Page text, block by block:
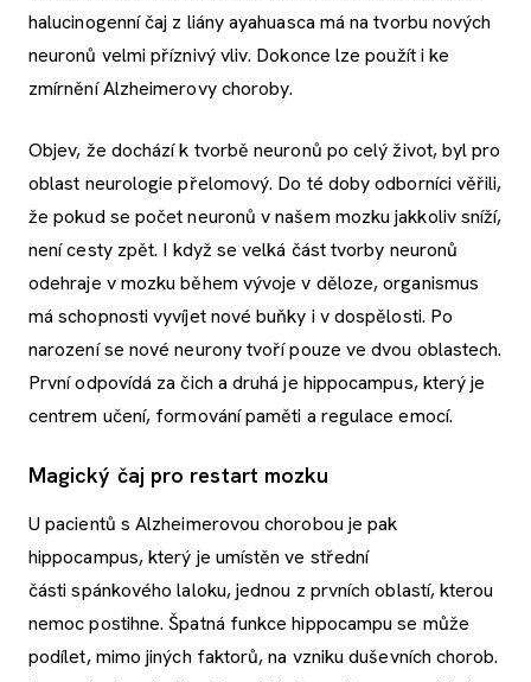
halucinogenní čaj z liány ayahuasca má na tvorbu nových
neuronů velmi příznivý vliv. Dokonce lze použít i ke
zmírnění Alzheimerovy choroby.
Objev, že dochází k tvorbě neuronů po celý život, byl pro
oblast neurologie přelomový. Do té doby odborníci věřili,
že pokud se počet neuronů v našem mozku jakkoliv sníží,
není cesty zpět. I když se velká část tvorby neuronů
odehraje v mozku během vývoje v děloze, organismus
má schopnosti vyvíjet nové buňky i v dospělosti. Po
narození se nové neurony tvoří pouze ve dvou oblastech.
První odpovídá za čich a druhá je hippocampus, který je
centrem učení, formování paměti a regulace emocí.
Magický čaj pro restart mozku
U pacientů s Alzheimerovou chorobou je pak
hippocampus, který je umístěn ve střední
části spánkového laloku, jednou z prvních oblastí, kterou
nemoc postihne. Špatná funkce hippocampu se může
podílet, mimo jiných faktorů, na vzniku duševních chorob.